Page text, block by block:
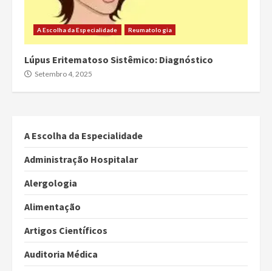
A Escolha da Especialidade Reumatologia
Lúpus Eritematoso Sistêmico: Diagnóstico
Setembro 4, 2025
A Escolha da Especialidade
Administração Hospitalar
Alergologia
Alimentação
Artigos Científicos
Auditoria Médica